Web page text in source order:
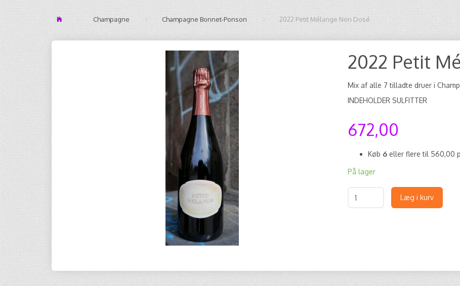
Champagne Champagne Bonnet-Ponson 2022 Petit Mélange Non Dosé
2022 Petit
Mix af alle 7 tilladte druer i
INDEHOLDER SULFITTER
672,00
Køb 6 eller flere til 560,00
På lager
Læg i kurv